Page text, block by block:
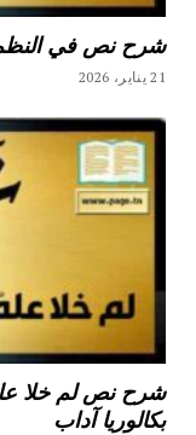
شرح نص في النظم
21 يناير، 2026
شرح نص لم خلا
بكالوريا آداب